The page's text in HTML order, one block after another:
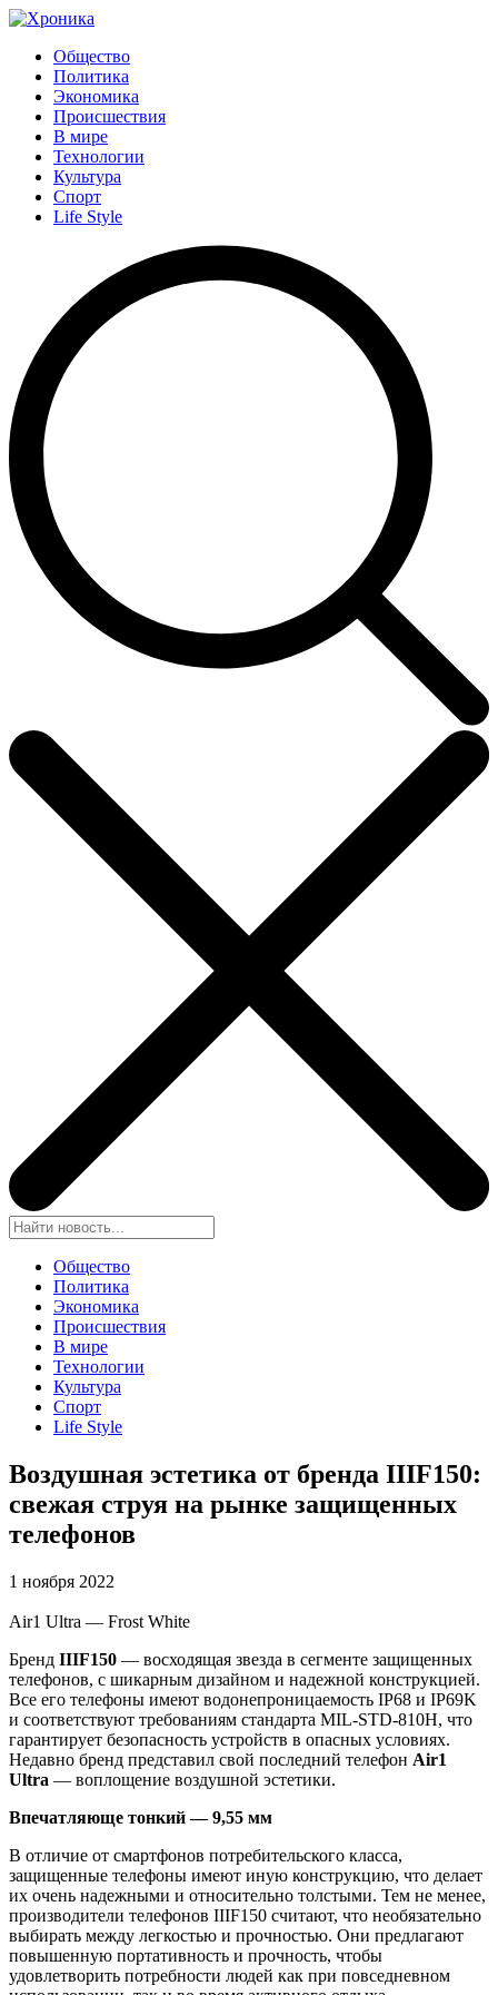
Общество
Политика
Экономика
Происшествия
В мире
Технологии
Культура
Спорт
Life Style
Общество
Политика
Экономика
Происшествия
В мире
Технологии
Культура
Спорт
Life Style
Воздушная эстетика от бренда IIIF150:
свежая струя на рынке защищенных
телефонов
1 ноября 2022
Air1 Ultra — Frost White
Бренд IIIF150 — восходящая звезда в сегменте защищенных
телефонов, с шикарным дизайном и надежной конструкцией.
Все его телефоны имеют водонепроницаемость IP68 и IP69K
и соответствуют требованиям стандарта MIL-STD-810H, что
гарантирует безопасность устройств в опасных условиях.
Недавно бренд представил свой последний телефон Air1
Ultra — воплощение воздушной эстетики.
Впечатляюще тонкий — 9,55 мм
В отличие от смартфонов потребительского класса,
защищенные телефоны имеют иную конструкцию, что делает
их очень надежными и относительно толстыми. Тем не менее,
производители телефонов IIIF150 считают, что необязательно
выбирать между легкостью и прочностью. Они предлагают
повышенную портативность и прочность, чтобы
удовлетворить потребности людей как при повседневном